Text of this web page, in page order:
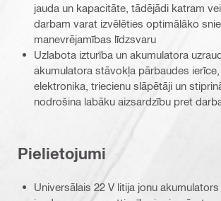
jauda un kapacitāte, tādējādi katram
darbam varat izvēlēties optimālāko
manevrējamības līdzsvaru
Uzlabota izturība un akumulatora
akumulatora stāvokļa pārbaudes
elektronika, triecienu slāpētāji un
nodrošina labāku aizsardzību pret
Pielietojumi
Universālais 22 V litija jonu